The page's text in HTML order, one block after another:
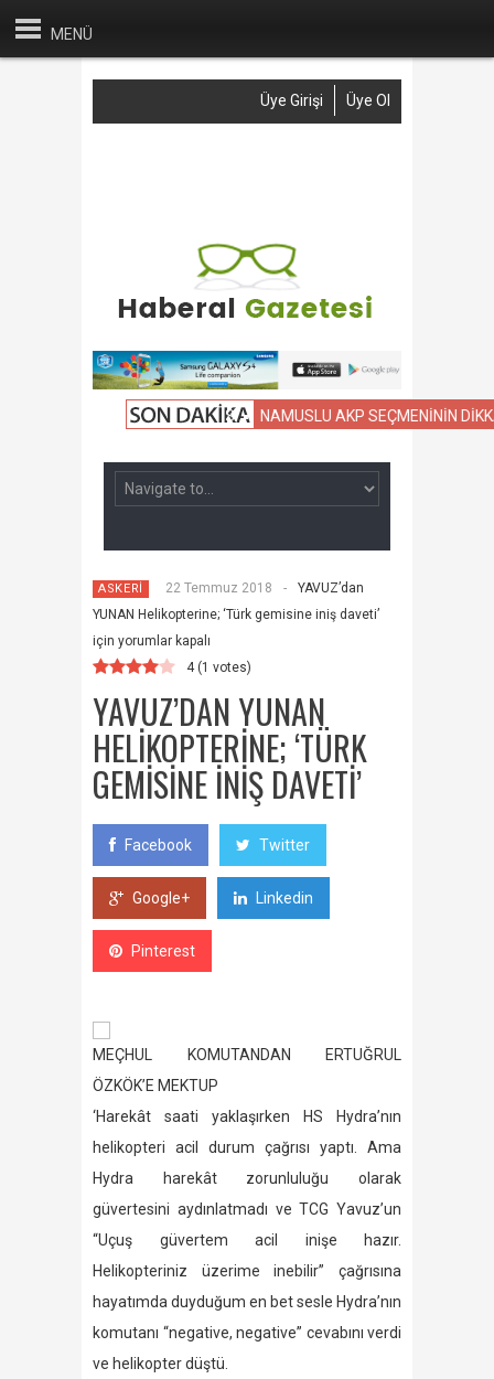
MENÜ
Üye Girişi Üye Ol
OKULLARIN KIYASLAMASI NAMUSLU AKP SEÇMENİNİN
ASKERİ 22 Temmuz 2018 -
YAVUZ’dan
YUNAN Helikopterine; ‘Türk gemisine iniş daveti’
için yorumlar kapalı
4(1 votes)
YAVUZ’DAN YUNAN
HELIKOPTERINE; ‘TÜRK
GEMISINE INIŞ DAVETI’
Facebook Twitter
Google+ Linkedin
Pinterest
MEÇHUL KOMUTANDAN ERTUĞRUL
ÖZKÖK’E MEKTUP
‘Harekât saati yaklaşırken HS Hydra’nın
helikopteri acil durum çağrısı yaptı. Ama
Hydra harekât zorunluluğu olarak
güvertesini aydınlatmadı ve TCG Yavuz’un
“Uçuş güvertem acil inişe hazır.
Helikopteriniz üzerime inebilir” çağrısına
hayatımda duyduğum en bet sesle Hydra’nın
komutanı “negative, negative” cevabını verdi
ve helikopter düştü.